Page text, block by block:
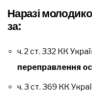
Наразі
за:
ч. 2 ст. 332 КК
переправлення
ч. 3 ст. 369 КК